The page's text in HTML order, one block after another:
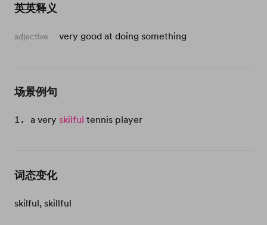
英英释义
adjective very good at doing something
场景例句
a very skilful tennis player
词态变化
skilful, skillful